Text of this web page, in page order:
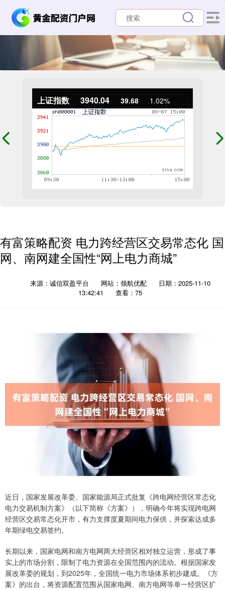
上证指数 3940.04 39.68 1.02%
有富策略配资 电力跨经营区交易常态化 国
网、南网建全国性“网上电力商城”
来源：诚信双盈平台 网站：领航优配
日期：2025-11-10
13:42:41
查看：75
近日，国家发展改革委、国家能源局正式批复《跨电网经营区常态化
电力交易机制方案》（以下简称《方案》），明确今年将实现跨电网
经营区交易常态化开市，有力支撑度夏期间电力保供，并探索达成多
年期绿电交易签约。
长期以来，国家电网和南方电网两大经营区相对独立运营，形成了事
实上的市场分割，限制了电力资源在全国范围内的流动。根据国家发
展改革委的规划，到2025年，全国统一电力市场体系初步建成。《方
案》的出台，将资源配置范围从国家电网、南方电网等单一经营区扩